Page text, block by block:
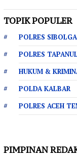
TOPIK POPULER
POLRES SIBOLGA
POLRES
HUKUM &
POLDA KALBAR
POLRES ACEH
PIMPINAN